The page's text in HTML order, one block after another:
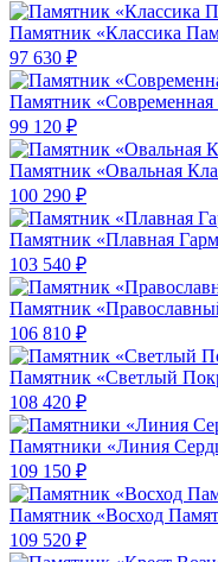
Памятник «Классика
97 630 ₽
Памятник «Современная
99 120 ₽
Памятник «Овальная
100 290 ₽
Памятник «Плавная
103 540 ₽
Памятник
106 810 ₽
Памятник «Светлый
108 420 ₽
Памятники «Линия
109 150 ₽
Памятник «Восход
109 520 ₽